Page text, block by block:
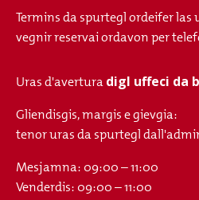
Termins da spurtegl ordeifer las
vegnir reservai ordavon per
Uras d'averturadigl uffeci da
Gliendisgis, margis e gievgia:
tenor uras da spurtegl
Mesjamna: 09:00 – 11:00
Venderdis: 09:00 – 11:00